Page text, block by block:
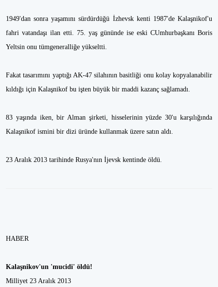
1949'dan sonra yaşamını sürdürdüğü İzhevsk kenti 1987'de Kalaşnikof'u
fahri vatandaşı ilan etti. 75. yaş gününde ise eski CUmhurbaşkanı Boris
Yeltsin onu tümgeneralliğe yükseltti.
Fakat tasarımını yaptığı AK-47 silahının basitliği onu kolay kopyalanabilir
kıldığı için Kalaşnikof bu işten büyük bir maddi kazanç sağlamadı.
83 yaşında iken, bir Alman şirketi, hisselerinin yüzde 30'u karşılığında
Kalaşnikof ismini bir dizi üründe kullanmak üzere satın aldı.
23 Aralık 2013 tarihinde Rusya'nın İjevsk kentinde öldü.
HABER
Kalaşnikov'un 'mucidi' öldü!
Milliyet 23 Aralık 2013